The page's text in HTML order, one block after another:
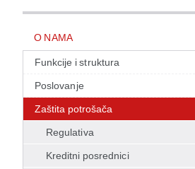
O NAMA
Funkcije i struktura
Poslovanje
Zaštita potrošača
Regulativa
Kreditni posrednici